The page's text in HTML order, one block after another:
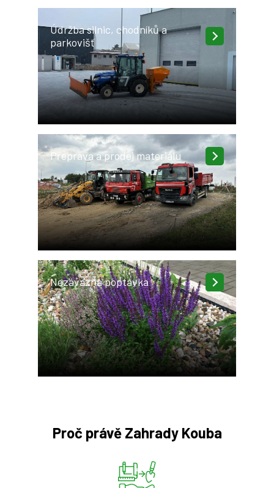
Údržba silnic, chodníků a
parkovišť
Přeprava a prodej materiálu
Nezávazná poptávka
Proč právě Zahrady Kouba